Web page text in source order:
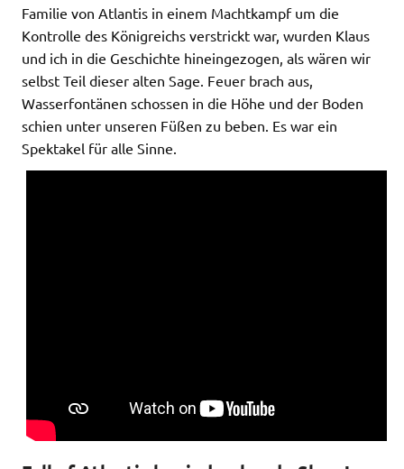
Familie von Atlantis in einem Machtkampf um die
Kontrolle des Königreichs verstrickt war, wurden Klaus
und ich in die Geschichte hineingezogen, als wären wir
selbst Teil dieser alten Sage. Feuer brach aus,
Wasserfontänen schossen in die Höhe und der Boden
schien unter unseren Füßen zu beben. Es war ein
Spektakel für alle Sinne.